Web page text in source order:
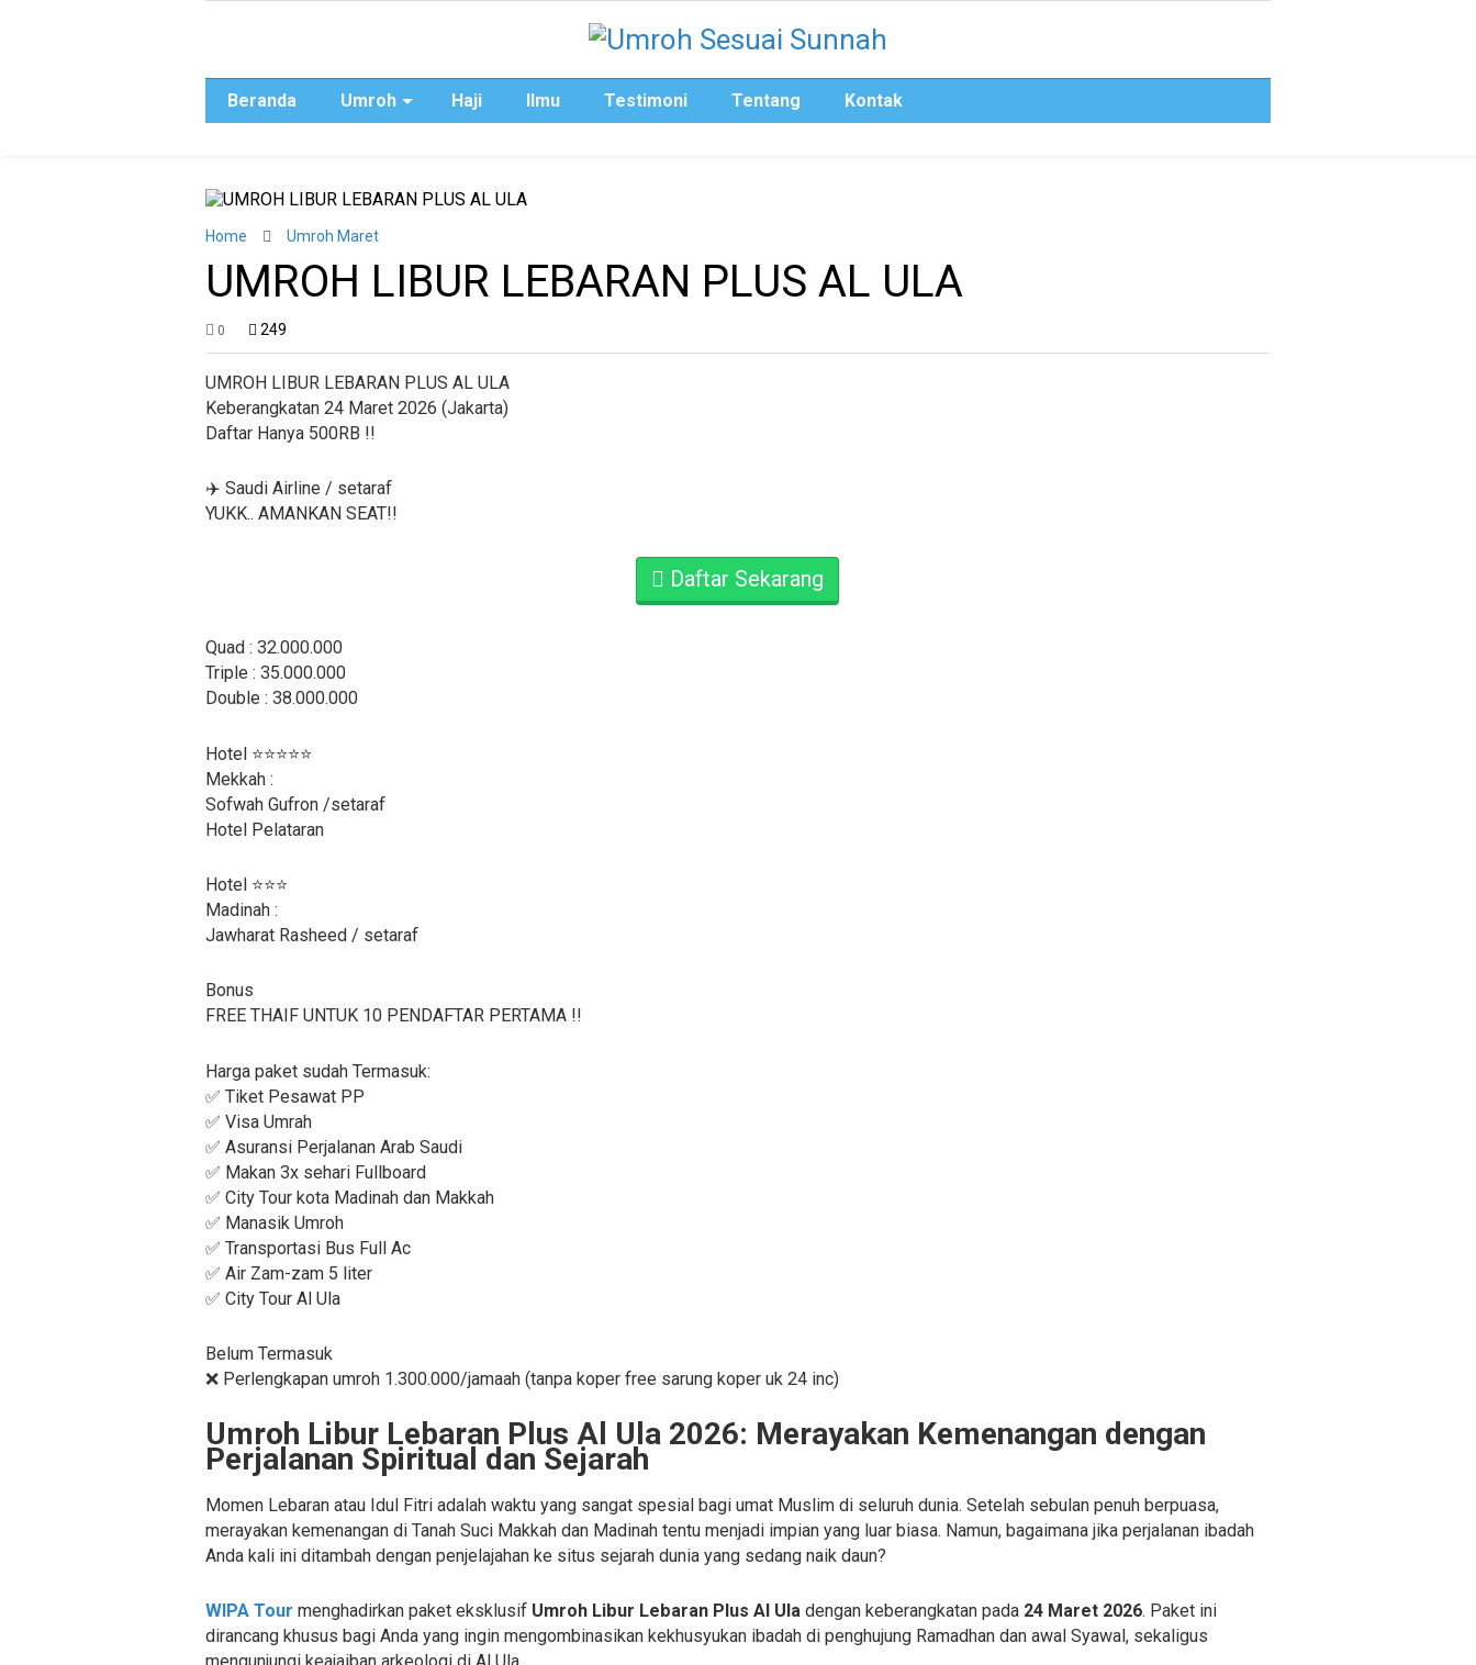
Beranda Umroh Haji Ilmu Testimoni Tentang Kontak
Home Umroh Maret
UMROH LIBUR LEBARAN PLUS AL ULA
0 249
UMROH LIBUR LEBARAN PLUS AL ULA
Keberangkatan 24 Maret 2026 (Jakarta)
Daftar Hanya 500RB !!
✈️ Saudi Airline / setaraf
YUKK.. AMANKAN SEAT!!
Daftar Sekarang
Quad : 32.000.000
Triple : 35.000.000
Double : 38.000.000
Hotel ⭐⭐⭐⭐⭐
Mekkah :
Sofwah Gufron /setaraf
Hotel Pelataran
Hotel ⭐⭐⭐
Madinah :
Jawharat Rasheed / setaraf
Bonus
FREE THAIF UNTUK 10 PENDAFTAR PERTAMA !!
Harga paket sudah Termasuk:
✅ Tiket Pesawat PP
✅ Visa Umrah
✅ Asuransi Perjalanan Arab Saudi
✅ Makan 3x sehari Fullboard
✅ City Tour kota Madinah dan Makkah
✅ Manasik Umroh
✅ Transportasi Bus Full Ac
✅ Air Zam-zam 5 liter
✅ City Tour Al Ula
Belum Termasuk
❌ Perlengkapan umroh 1.300.000/jamaah (tanpa koper free sarung koper uk 24 inc)
Umroh Libur Lebaran Plus Al Ula 2026: Merayakan Kemenangan dengan
Perjalanan Spiritual dan Sejarah
Momen Lebaran atau Idul Fitri adalah waktu yang sangat spesial bagi umat Muslim di seluruh dunia. Setelah sebulan penuh berpuasa,
merayakan kemenangan di Tanah Suci Makkah dan Madinah tentu menjadi impian yang luar biasa. Namun, bagaimana jika perjalanan ibadah
Anda kali ini ditambah dengan penjelajahan ke situs sejarah dunia yang sedang naik daun?
WIPA Tour menghadirkan paket eksklusif Umroh Libur Lebaran Plus Al Uladengan keberangkatan pada 24 Maret 2026. Paket ini
dirancang khusus bagi Anda yang ingin mengombinasikan kekhusyukan ibadah di penghujung Ramadhan dan awal Syawal, sekaligus